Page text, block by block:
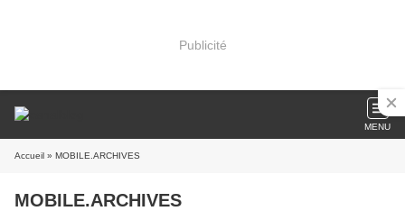
Publicité
MENU
Accueil » MOBILE.ARCHIVES
MOBILE.ARCHIVES